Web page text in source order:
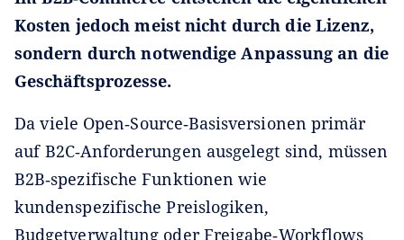
Kosten jedoch meist nicht durch die Lizenz,
sondern durch notwendige Anpassung an die
Geschäftsprozesse.
Da viele Open‑Source‑Basisversionen primär
auf B2C‑Anforderungen ausgelegt sind, müssen
B2B‑spezifische Funktionen wie
kundenspezifische Preislogiken,
Budgetverwaltung oder Freigabe‑Workflows